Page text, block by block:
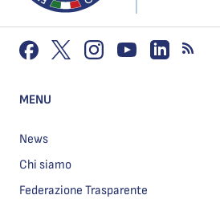
MENU
News
Chi siamo
Federazione Trasparente